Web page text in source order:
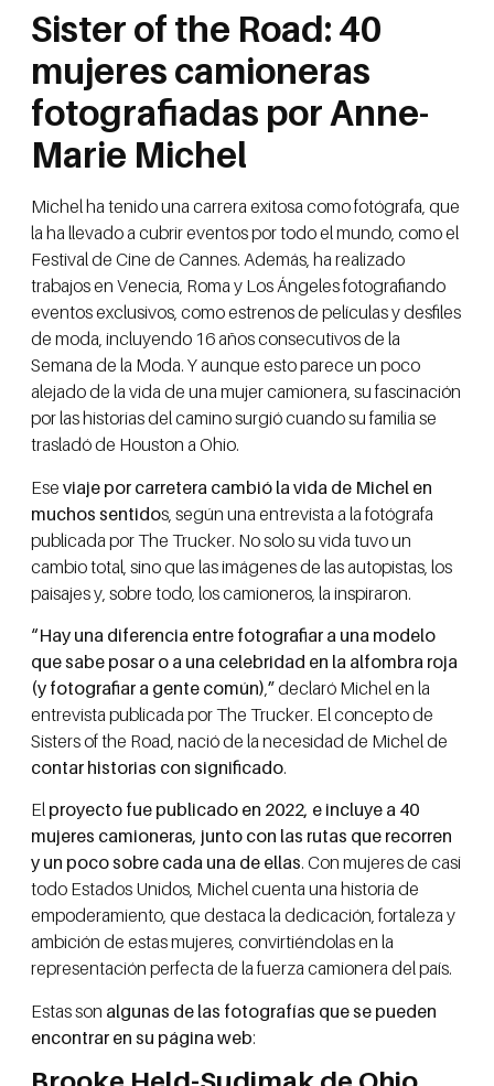
Sister of the Road: 40
mujeres camioneras
fotografiadas por Anne-
Marie Michel
Michel ha tenido una carrera exitosa como fotógrafa, que
la ha llevado a cubrir eventos por todo el mundo, como el
Festival de Cine de Cannes. Además, ha realizado
trabajos en Venecia, Roma y Los Ángeles fotografiando
eventos exclusivos, como estrenos de películas y desfiles
de moda, incluyendo 16 años consecutivos de la
Semana de la Moda. Y aunque esto parece un poco
alejado de la vida de una mujer camionera, su fascinación
por las historias del camino surgió cuando su familia se
trasladó de Houston a Ohio.
Ese viaje por carretera cambió la vida de Michel en
muchos sentidos, según una entrevista a la fotógrafa
publicada por The Trucker. No solo su vida tuvo un
cambio total, sino que las imágenes de las autopistas, los
paisajes y, sobre todo, los camioneros, la inspiraron.
“Hay una diferencia entre fotografiar a una modelo
que sabe posar o a una celebridad en la alfombra roja
(y fotografiar a gente común) ”declaró Michel en la
entrevista publicada por The Trucker. El concepto de
Sisters of the Road, nació de la necesidad de Michel de
contar historias con significado.
El proyecto fue publicado en 2022, e incluye a 40
mujeres camioneras, junto con las rutas que recorren
y un poco sobre cada una de ellas. Con mujeres de casi
todo Estados Unidos, Michel cuenta una historia de
empoderamiento, que destaca la dedicación, fortaleza y
ambición de estas mujeres, convirtiéndolas en la
representación perfecta de la fuerza camionera del país.
Estas son algunas de las fotografías que se pueden
encontrar en su página web: